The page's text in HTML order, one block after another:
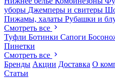
уборы Джемперы и свитеры
Пижамы, халаты Рубашки и
Смотреть все
Туфли Ботинки Сапоги
Пинетки
Смотреть все
Бренды Акции Доставка О
Статьи